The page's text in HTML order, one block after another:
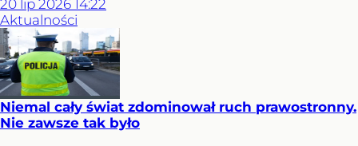
20 lip 2026 14:22
Aktualności
Niemal cały świat zdominował ruch prawostronny.
Nie zawsze tak było